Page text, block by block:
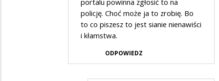
policję. Choć może ja to zrobię. Bo
to co piszesz to jest sianie nienawiści
i kłamstwa.
ODPOWIEDZ